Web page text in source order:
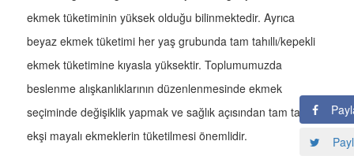
ekmek tüketiminin yüksek olduğu bilinmektedir. Ayrıca
beyaz ekmek tüketimi her yaş grubunda tam tahıllı/kepekli
ekmek tüketimine kıyasla yüksektir. Toplumumuzda
beslenme alışkanlıklarının düzenlenmesinde ekmek
seçiminde değişiklik yapmak ve sağlık açısından tam tahıllı
ekşi mayalı ekmeklerin tüketilmesi önemlidir.